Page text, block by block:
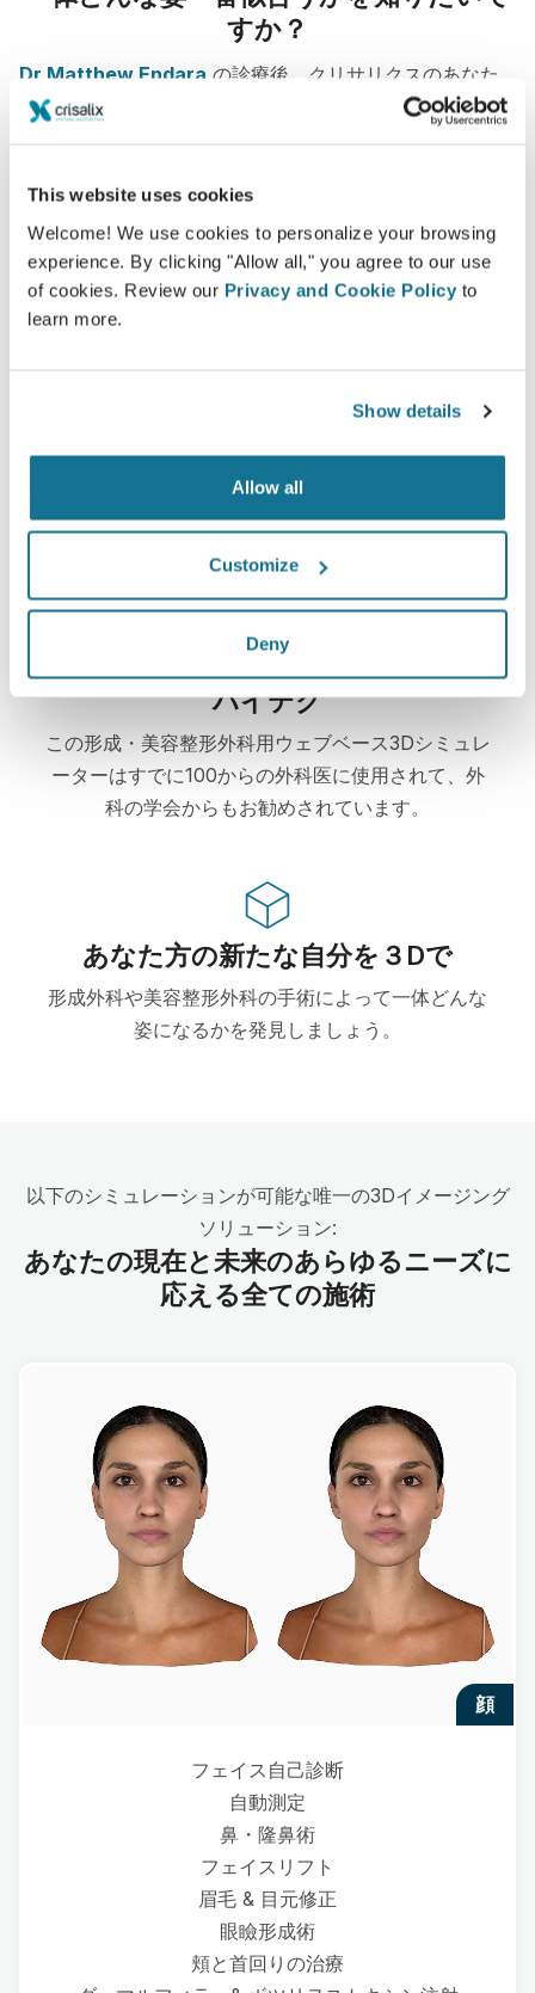
This website uses cookies
Welcome! We use cookies to personalize your browsing
experience. By clicking "Allow all," you agree to our use
of cookies. Review our Privacy and Cookie Policy to
learn more.
Show details
Allow all
Customize
Deny
すか？
Dr Matthew Endara の診療後、クリサリクスのあなた
のアカウントから『新しいあなた』にアクセスして、家族
新たなあなたをご覧ください！
簡単ですし安全です
クリサリクスは、常にあなたのプライバシーを保護
することををお約束します。弊社のサーバーは完全
暗号化されています： あなたの個人情報の安全と
プライバシーは守られています。
ハイテク
この形成・美容整形外科用ウェブベース3Dシミュレ
ーターはすでに100からの外科医に使用されて、外
科の学会からもお勧めされています。
あなた方の新たな自分を３Dで
形成外科や美容整形外科の手術によって一体どんな
姿になるかを発見しましょう。
以下のシミュレーションが可能な唯一の3Dイメージング
ソリューション:
あなたの現在と未来のあらゆるニーズに
応える全ての施術
顔
フェイス自己診断
自動測定
鼻・隆鼻術
フェイスリフト
眉毛 & 目元修正
眼瞼形成術
頬と首回りの治療